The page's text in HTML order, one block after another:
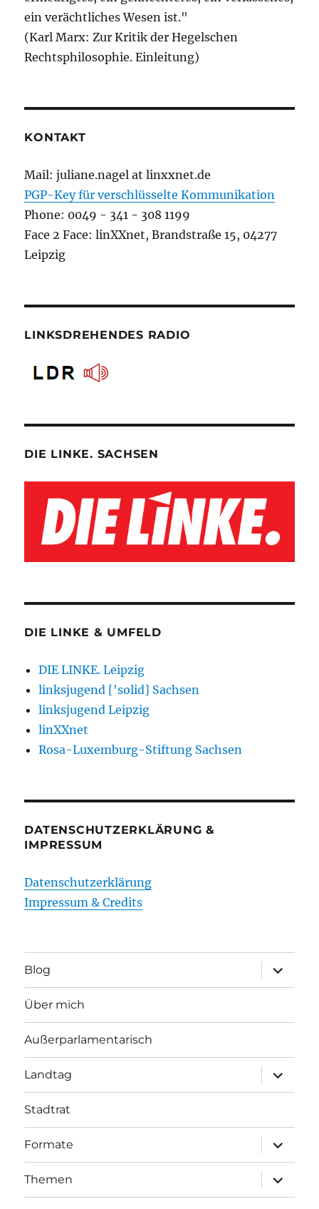
ein verächtliches Wesen ist."
(Karl Marx: Zur Kritik der Hegelschen
Rechtsphilosophie. Einleitung)
KONTAKT
Mail: juliane.nagel at linxxnet.de
PGP-Key für verschlüsselte Kommunikation
Phone: 0049 - 341 - 308 1199
Face 2 Face: linXXnet, Brandstraße 15, 04277
Leipzig
LINKSDREHENDES RADIO
DIE LINKE. SACHSEN
DIE LINKE & UMFELD
DIE LINKE. Leipzig
linksjugend ['solid] Sachsen
linksjugend Leipzig
linXXnet
Rosa-Luxemburg-Stiftung Sachsen
DATENSCHUTZERKLÄRUNG &
IMPRESSUM
Datenschutzerklärung
Impressum & Credits
Blog
öffnen
Über mich
Außerparlamentarisch
Landtag
öffnen
Stadtrat
Formate
öffnen
Themen
öffnen